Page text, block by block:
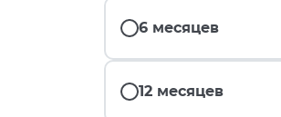
6 месяцев
12 месяцев